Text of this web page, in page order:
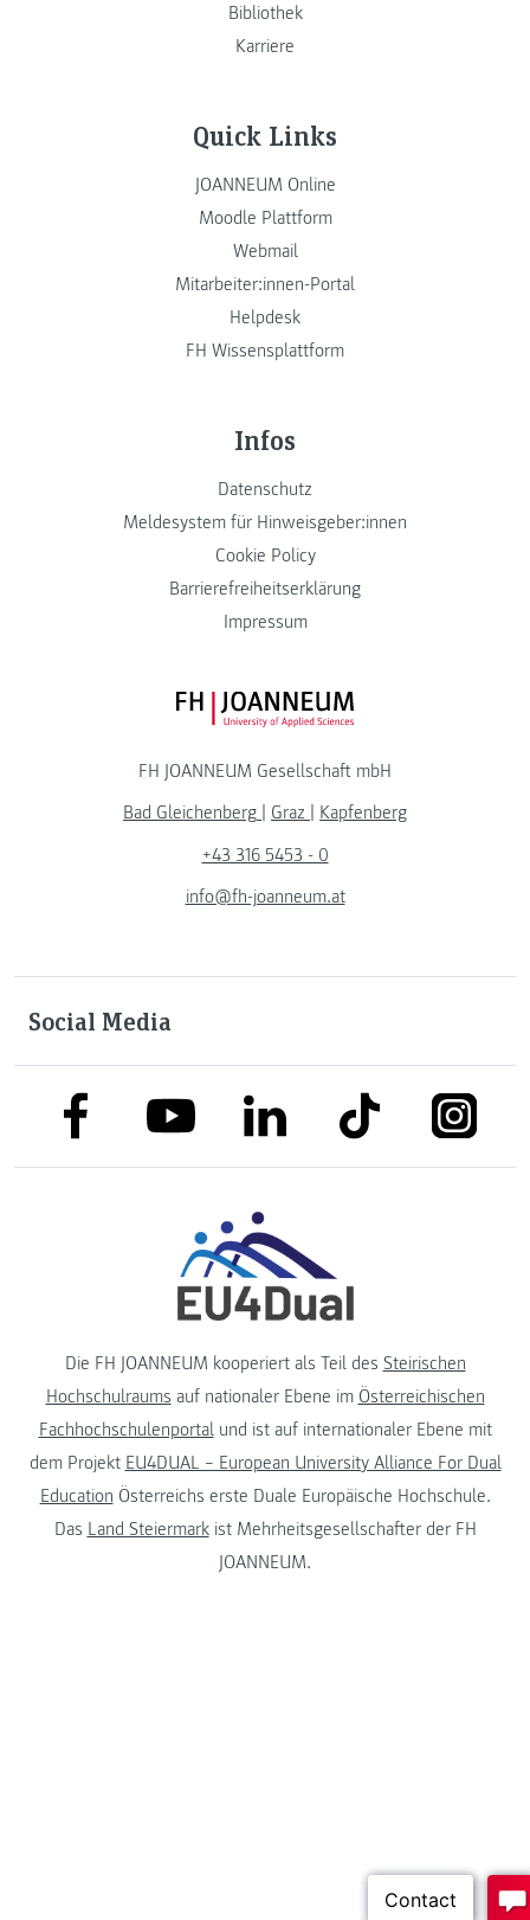
Bibliothek
Karriere
Quick Links
JOANNEUM Online
Moodle Plattform
Webmail
Mitarbeiter:innen-Portal
Helpdesk
FH Wissensplattform
Infos
Datenschutz
Meldesystem für Hinweisgeber:innen
Cookie Policy
Barrierefreiheitserklärung
Impressum
FH JOANNEUM Logo
FH JOANNEUM Gesellschaft mbH
Bad Gleichenberg
Graz
Kapfenberg
+43 316 5453 - 0
info@fh-joanneum.at
Social Media
link to facebooklink to youtubelink to linkedinlink to tiktok
Die FH JOANNEUM kooperiert als Teil des Steirischen
Hochschulraums auf nationaler Ebene im Österreichischen
Fachhochschulenportalund ist auf internationaler Ebene mit
dem Projekt EU4DUAL – European University Alliance For Dual
Education Österreichs erste Duale Europäische Hochschule.
Das Land Steiermarkist Mehrheitsgesellschafter der FH
JOANNEUM.